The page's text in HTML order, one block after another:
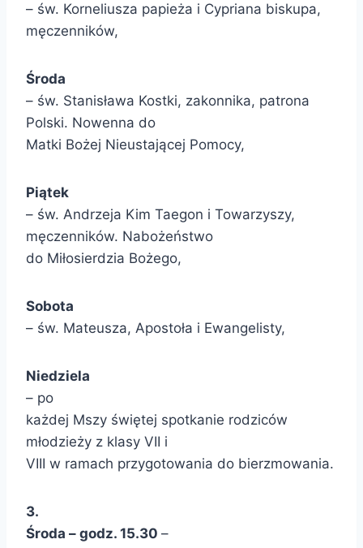
– św. Korneliusza papieża i Cypriana biskupa,
męczenników,
Środa
– św. Stanisława Kostki, zakonnika, patrona
Polski. Nowenna do
Matki Bożej Nieustającej Pomocy,
Piątek
– św. Andrzeja Kim Taegon i Towarzyszy,
męczenników. Nabożeństwo
do Miłosierdzia Bożego,
Sobota
– św. Mateusza, Apostoła i Ewangelisty,
Niedziela
– po
każdej Mszy świętej spotkanie rodziców
młodzieży z klasy VII i
VIII w ramach przygotowania do bierzmowania.
3.
Środa – godz. 15.30 –